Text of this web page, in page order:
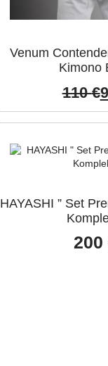
Venum
Kimono
110€
HAYASHI ” Set
200